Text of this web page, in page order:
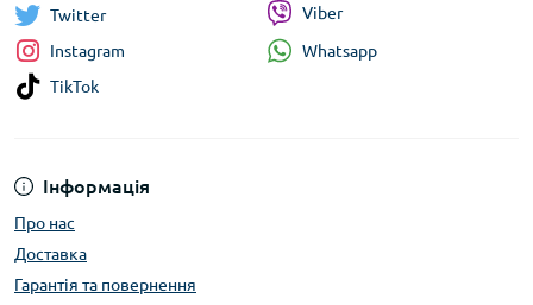
Інформація
Про нас
Доставка
Гарантія та повернення
Twitter
Instagram
TikTok
Viber
Whatsapp